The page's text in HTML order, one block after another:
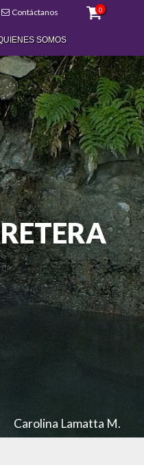
Contáctanos 0
SOMOS
Carolina Lamatta M.